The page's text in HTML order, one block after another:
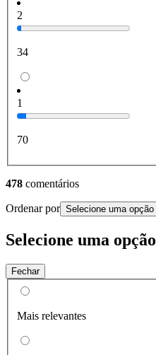
2
34
1
70
478 comentários
Ordenar por Selecione uma opção
Selecione uma opção
Fechar
Mais relevantes